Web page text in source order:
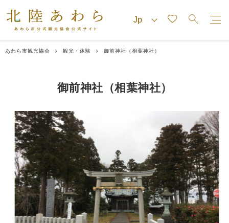
あわら市観光協会 観光・体験 御前神社（相葉神社）
御前神社（相葉神社）